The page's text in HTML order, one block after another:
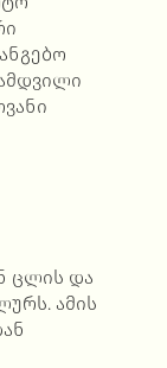
ცლის და
ამის